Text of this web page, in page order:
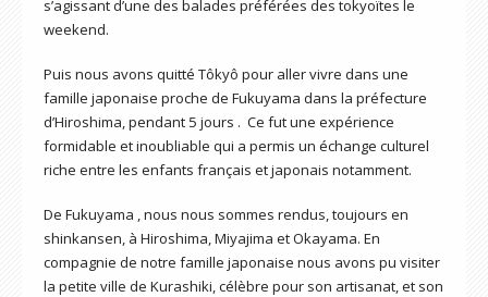
s’agissant d’une des balades préférées des tokyoïtes le
weekend.
Puis nous avons quitté Tôkyô pour aller vivre dans une
famille japonaise proche de Fukuyama dans la préfecture
d’Hiroshima, pendant 5 jours . Ce fut une expérience
formidable et inoubliable qui a permis un échange culturel
riche entre les enfants français et japonais notamment.
De Fukuyama , nous nous sommes rendus, toujours en
shinkansen, à Hiroshima, Miyajima et Okayama. En
compagnie de notre famille japonaise nous avons pu visiter
la petite ville de Kurashiki, célèbre pour son artisanat, et son